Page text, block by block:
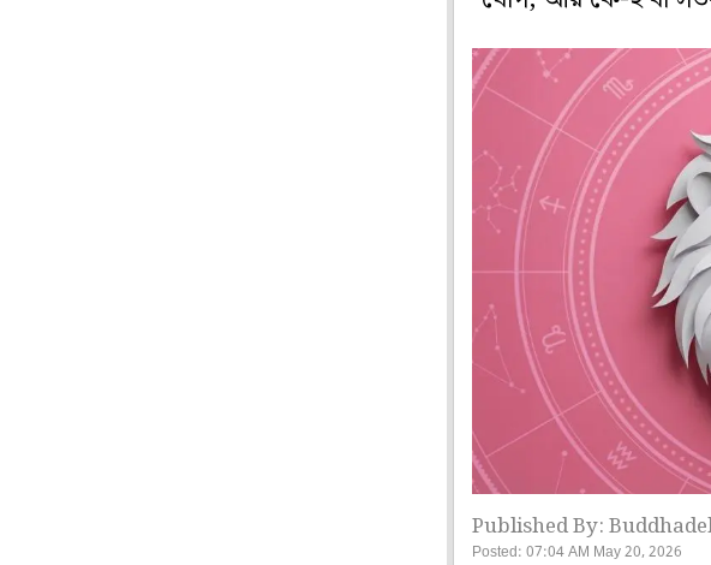
Published By:
Posted: 07:04 AM May 20, 2026